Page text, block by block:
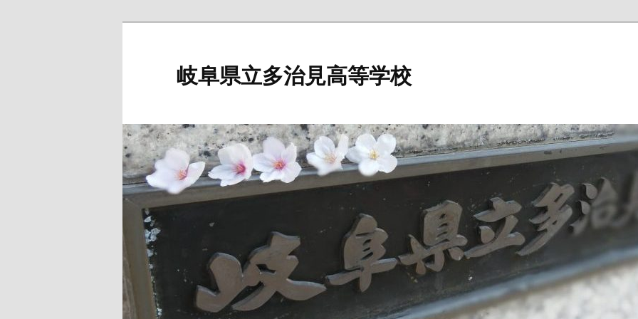
岐阜県立多治見高等学校